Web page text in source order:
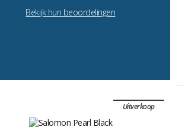
Bekijk hun beoordelingen
Uitverkoop